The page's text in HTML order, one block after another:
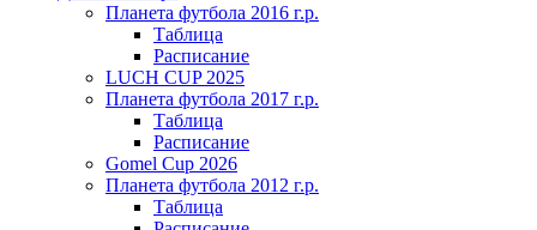
Планета футбола 2016 г.р.
Таблица
Расписание
LUCH CUP 2025
Планета футбола 2017 г.р.
Таблица
Расписание
Gomel Cup 2026
Планета футбола 2012 г.р.
Таблица